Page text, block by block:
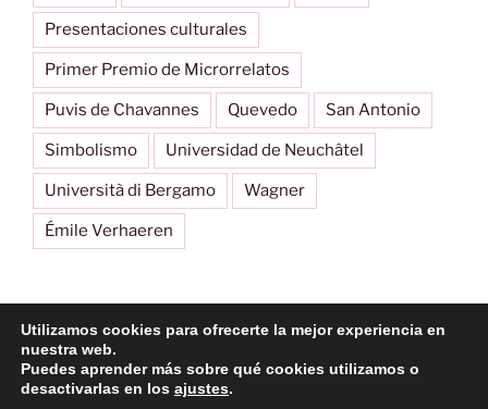
Presentaciones culturales
Primer Premio de Microrrelatos
Puvis de Chavannes Quevedo San Antonio
Simbolismo Universidad de Neuchâtel
Università di Bergamo Wagner
Émile Verhaeren
Imagen
Utilizamos cookies para ofrecerte la mejor experiencia en
nuestra web.
Puedes aprender más sobre qué cookies utilizamos o
desactivarlas en los ajustes.